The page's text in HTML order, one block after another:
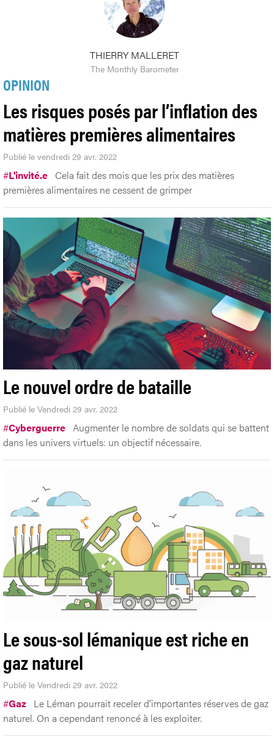
THIERRY MALLERET
The Monthly Barometer
OPINION
Les risques posés par l’inflation des
matières premières alimentaires
Publié le vendredi 29 avr. 2022
#L'invité.e Cela fait des mois que les prix des matières
premières alimentaires ne cessent de grimper
Le nouvel ordre de bataille
Publié le Vendredi 29 avr. 2022
#Cyberguerre Augmenter le nombre de soldats qui se battent
dans les univers virtuels: un objectif nécessaire.
Le sous-sol lémanique est riche en
gaz naturel
Publié le Vendredi 29 avr. 2022
#Gaz Le Léman pourrait receler d’importantes réserves de gaz
naturel. On a cependant renoncé à les exploiter.